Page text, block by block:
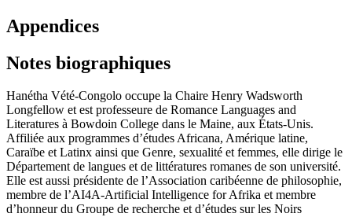
Appendices
Notes biographiques
Hanétha Vété-Congolo occupe la Chaire Henry Wadsworth
Longfellow et est professeure de Romance Languages and
Literatures à Bowdoin College dans le Maine, aux États-Unis.
Affiliée aux programmes d’études Africana, Amérique latine,
Caraïbe et Latinx ainsi que Genre, sexualité et femmes, elle dirige le
Département de langues et de littératures romanes de son université.
Elle est aussi présidente de l’Association caribéenne de philosophie,
membre de l’AI4A-Artificial Intelligence for Afrika et membre
d’honneur du Groupe de recherche et d’études sur les Noirs